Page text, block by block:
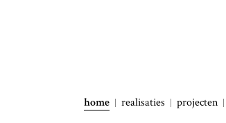
home realisaties projecten